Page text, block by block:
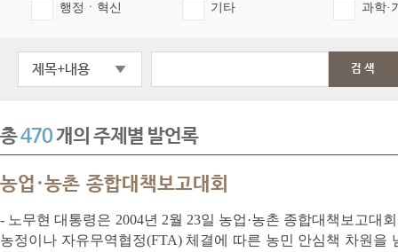
행정ㆍ혁신 기타 과학·
제목+내용 검색
총470개의 주제별 발언록
농업·농촌 종합대책보고대회
- 노무현 대통령은 2004년 2월 23일 농업·농촌 종합대책보고대
농정이나 자유무역협정(FTA) 체결에 따른 농민 안심책 차원